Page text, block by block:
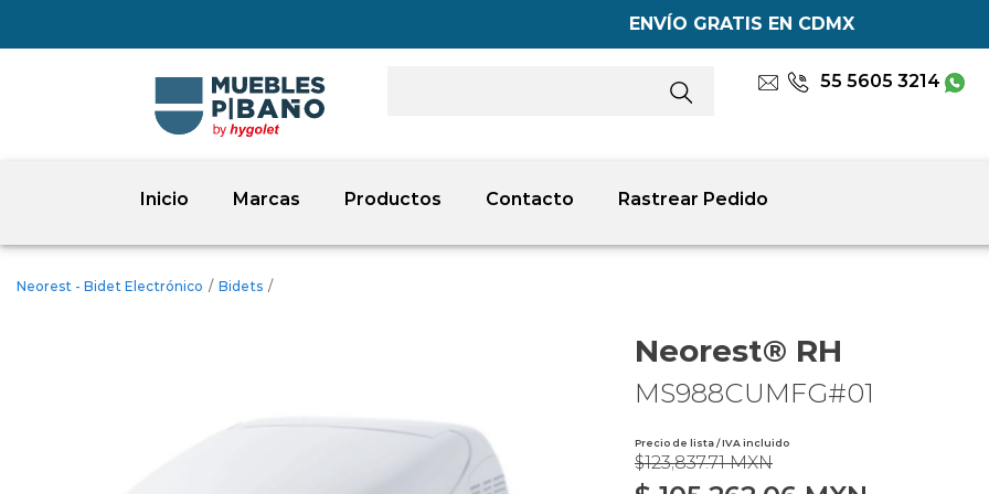
ENVÍO GRATIS EN CDMX
55 5605 3214
Inicio Marcas Productos Contacto Rastrear Pedido
Neorest - Bidet Electrónico / Bidets /
Neorest® RH
MS988CUMFG#01
Precio de lista / IVA incluido
$123,837.71 MXN